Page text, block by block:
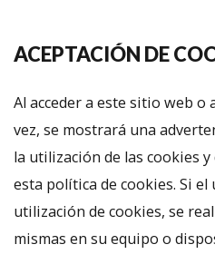
ACEPTACIÓN DE
Al acceder a este sitio web
vez, se mostrará una
la utilización de las cookies
esta política de cookies. Si
utilización de cookies, se
mismas en su equipo o